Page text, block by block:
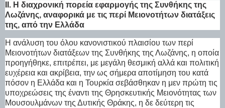
ΙΙ. Η διαχρονική πορεία εφαρμογής της Συνθήκης της
Λωζάνης, αναφορικά με τις περί Μειονοτήτων διατάξεις
της, από την Ελλάδα
Η ανάλυση του όλου κανονιστικού πλαισίου των περί
Μειονοτήτων διατάξεων της Συνθήκης της Λωζάνης, η οποία
προηγήθηκε, επιτρέπει, με μεγάλη θεσμική αλλά και πολιτική
ευχέρεια και ακρίβεια, την ως σήμερα αποτίμηση του κατά
πόσον η Ελλάδα και η Τουρκία σεβάσθηκαν η μεν πρώτη τις
υποχρεώσεις της έναντι της Θρησκευτικής Μειονότητας των
Μουσουλμάνων της Δυτικής Θράκης, η δε δεύτερη τις